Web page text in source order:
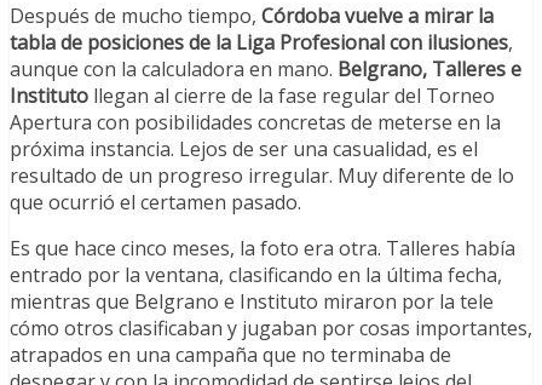
Después de mucho tiempo, Córdoba vuelve a mirar la
tabla de posiciones de la Liga Profesional con ilusiones,
aunque con la calculadora en mano. Belgrano, Talleres e
Instituto llegan al cierre de la fase regular del Torneo
Apertura con posibilidades concretas de meterse en la
próxima instancia. Lejos de ser una casualidad, es el
resultado de un progreso irregular. Muy diferente de lo
que ocurrió el certamen pasado.
Es que hace cinco meses, la foto era otra. Talleres había
entrado por la ventana, clasificando en la última fecha,
mientras que Belgrano e Instituto miraron por la tele
cómo otros clasificaban y jugaban por cosas importantes,
atrapados en una campaña que no terminaba de